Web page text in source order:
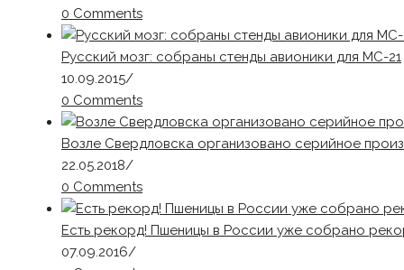
0 Comments
Русский мозг: собраны стенды авионики для МС-21
10.09.2015/
0 Comments
Возле Свердловска организовано серийное
22.05.2018/
0 Comments
Есть рекорд! Пшеницы в России уже собрано
07.09.2016/